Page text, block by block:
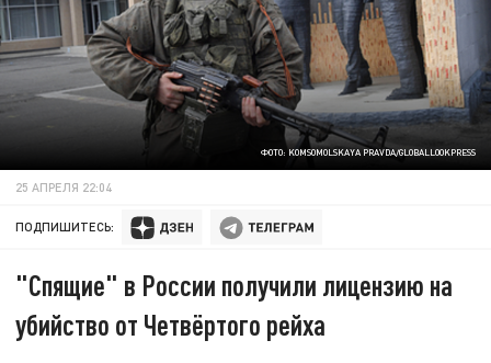
ФОТО: KOMSOMOLSKAYA PRAVDA/GLOBALLOOKPRESS
25 АПРЕЛЯ 22:04
ПОДПИШИТЕСЬ:
"Спящие" в России получили лицензию на
убийство от Четвёртого рейха